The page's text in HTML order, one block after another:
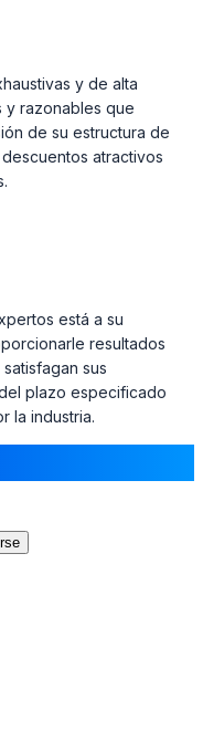
y de alta
y razonables que
de su estructura de
atractivos
está a su
resultados
sus
plazo especificado
la industria.